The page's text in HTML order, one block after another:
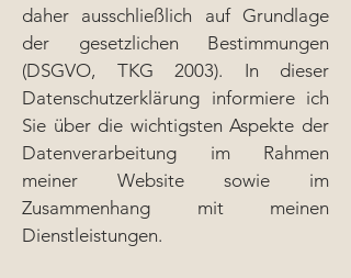
daher ausschließlich auf Grundlage
der gesetzlichen Bestimmungen
(DSGVO, TKG 2003). In dieser
Datenschutzerklärung informiere ich
Sie über die wichtigsten Aspekte der
Datenverarbeitung im Rahmen
meiner Website sowie im
Zusammenhang mit meinen
Dienstleistungen.